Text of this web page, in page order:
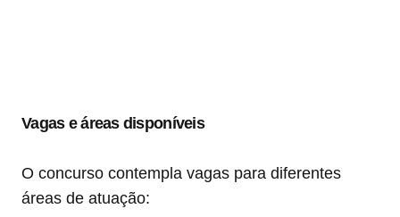
Vagas e áreas disponíveis
O concurso contempla vagas para diferentes
áreas de atuação: